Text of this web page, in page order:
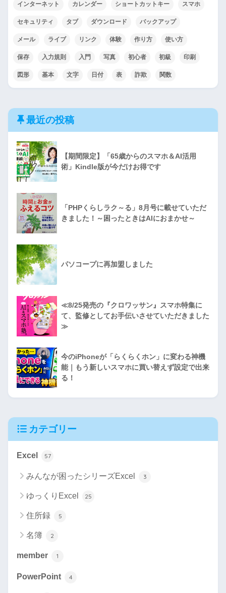
インターネット カレンダー ショートカットキー スマホ
セキュリティ タブ ダウンロード バックアップ
メール ライブ リンク 体験 作り方 使い方
保存 入力規則 入門 写真 初心者 初級 印刷
図形 基本 文字 日付 表 詐欺 関数
最近の投稿
【期間限定】「65歳からのスマホ＆AI活用
術」Kindle版が今だけお得です
「PHPくらしラク～る」8月号に載せていただ
きました！～困ったときはAIにおまかせ～
パソコープに再加盟しました
≪8/25発売の『クロワッサン』スマホ特集に
て、監修としてお手伝いさせていただきました
≫
今のiPhoneが「らくらくホン」に変わる神機
能｜もう新しいスマホに買い替えず設定で出来
る！
カテゴリー
Excel 57
みんなが困ったシリーズExcel 3
ゆっくりExcel 25
住所録 5
名簿 2
member 1
PowerPoint 4